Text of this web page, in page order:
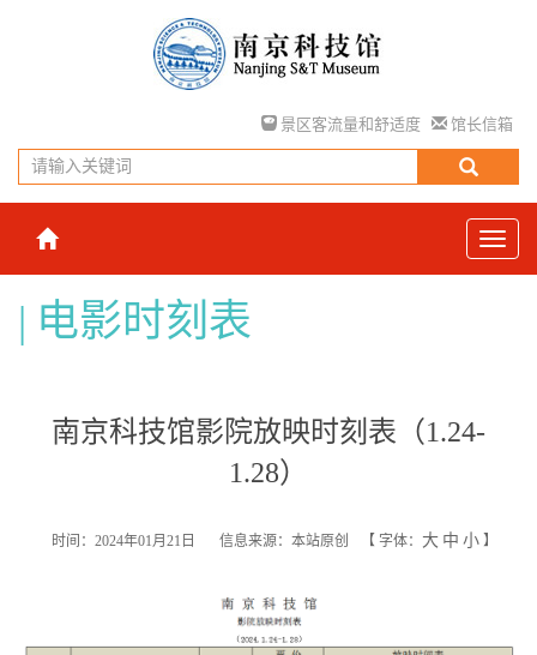
景区客流量和舒适度 馆长信箱
电影时刻表
南京科技馆影院放映时刻表（1.24-
1.28）
时间：2024年01月21日 信息来源：本站原创 【 字体： 大 中 小 】